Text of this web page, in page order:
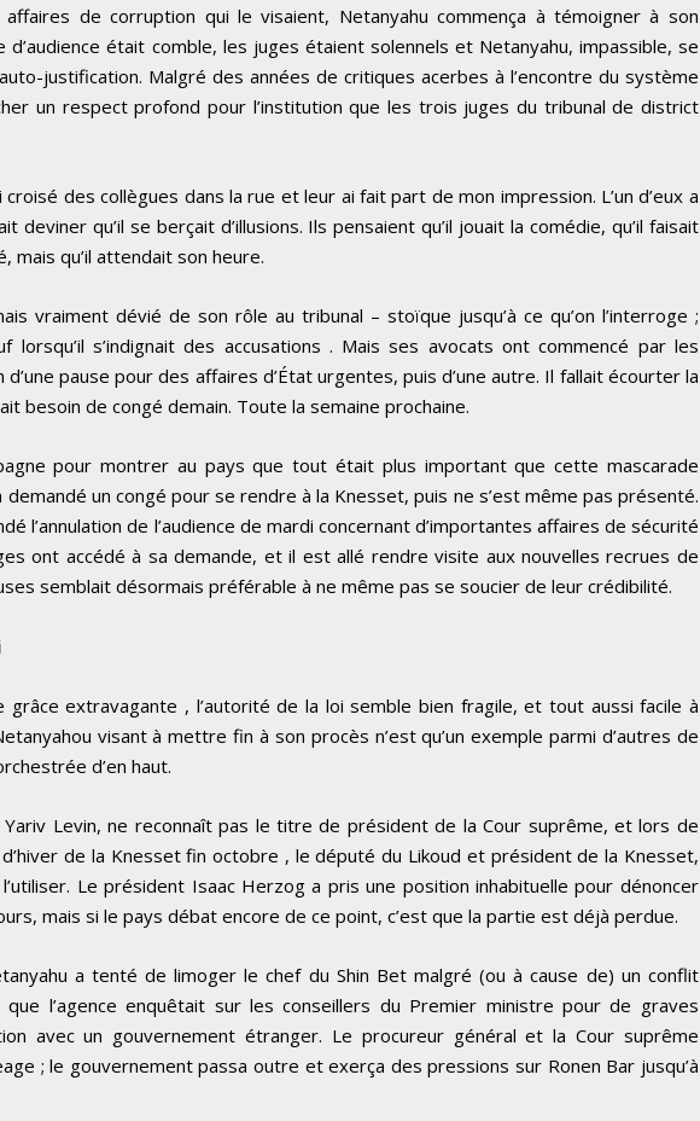
affaires de corruption qui le visaient, Netanyahu commença à témoigner à son
d’audience était comble, les juges étaient solennels et Netanyahu, impassible, se
justification. Malgré des années de critiques acerbes à l’encontre du système
un respect profond pour l’institution que les trois juges du tribunal de district
croisé des collègues dans la rue et leur ai fait part de mon impression. L’un d’eux a
deviner qu’il se berçait d’illusions. Ils pensaient qu’il jouait la comédie, qu’il faisait
mais qu’il attendait son heure.
vraiment dévié de son rôle au tribunal – stoïque jusqu’à ce qu’on l’interroge ;
lorsqu’il s’indignait des accusations . Mais ses avocats ont commencé par les
pause pour des affaires d’État urgentes, puis d’une autre. Il fallait écourter la
besoin de congé demain. Toute la semaine prochaine.
pour montrer au pays que tout était plus important que cette mascarade
demandé un congé pour se rendre à la Knesset, puis ne s’est même pas présenté.
l’annulation de l’audience de mardi concernant d’importantes affaires de sécurité
ont accédé à sa demande, et il est allé rendre visite aux nouvelles recrues de
semblait désormais préférable à ne même pas se soucier de leur crédibilité.
extravagante , l’autorité de la loi semble bien fragile, et tout aussi facile à
visant à mettre fin à son procès n’est qu’un exemple parmi d’autres de
d’en haut.
Yariv Levin, ne reconnaît pas le titre de président de la Cour suprême, et lors de
de la Knesset fin octobre , le député du Likoud et président de la Knesset,
Le président Isaac Herzog a pris une position inhabituelle pour dénoncer
mais si le pays débat encore de ce point, c’est que la partie est déjà perdue.
a tenté de limoger le chef du Shin Bet malgré (ou à cause de) un conflit
que l’agence enquêtait sur les conseillers du Premier ministre pour de graves
avec un gouvernement étranger. Le procureur général et la Cour suprême
; le gouvernement passa outre et exerça des pressions sur Ronen Bar jusqu’à